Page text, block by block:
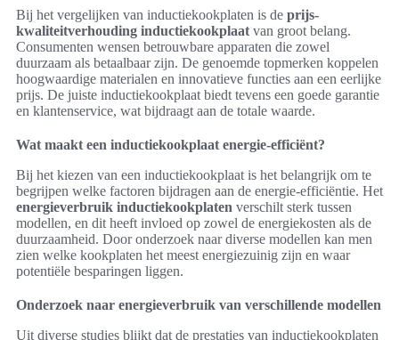
Bij het vergelijken van inductiekookplaten is de prijs-
kwaliteitverhouding inductiekookplaat van groot belang.
Consumenten wensen betrouwbare apparaten die zowel
duurzaam als betaalbaar zijn. De genoemde topmerken koppelen
hoogwaardige materialen en innovatieve functies aan een eerlijke
prijs. De juiste inductiekookplaat biedt tevens een goede garantie
en klantenservice, wat bijdraagt aan de totale waarde.
Wat maakt een inductiekookplaat energie-efficiënt?
Bij het kiezen van een inductiekookplaat is het belangrijk om te
begrijpen welke factoren bijdragen aan de energie-efficiëntie. Het
energieverbruik inductiekookplaten verschilt sterk tussen
modellen, en dit heeft invloed op zowel de energiekosten als de
duurzaamheid. Door onderzoek naar diverse modellen kan men
zien welke kookplaten het meest energiezuinig zijn en waar
potentiële besparingen liggen.
Onderzoek naar energieverbruik van verschillende modellen
Uit diverse studies blijkt dat de prestaties van inductiekookplaten